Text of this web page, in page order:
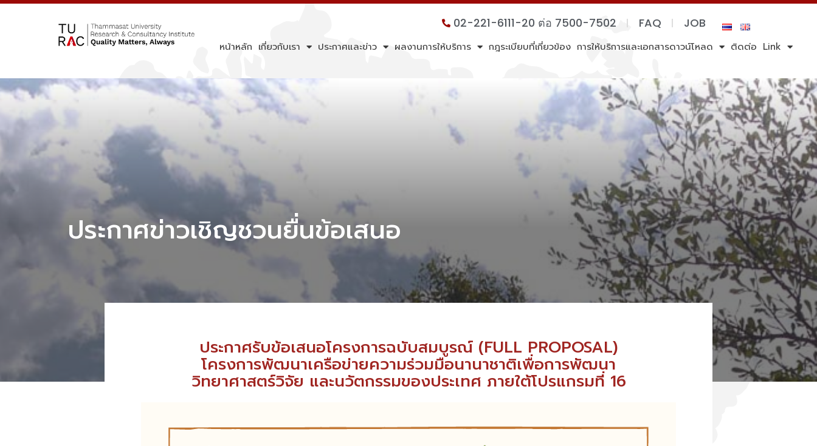
Skip
02-221-6111-20 ต่อ 7500-7502 FAQ JOB
หน้าหลัก เกี่ยวกับเรา ประกาศและข่าว ผลงานการให้บริการ กฎระเบียบที่เกี่ยวข้อง การให้บริการและเอกสารดาวน์โหลด ติดต่อ Link
ประกาศข่าวเชิญชวนยื่นข้อเสนอ
ประกาศรับข้อเสนอโครงการฉบับสมบูรณ์ (FULL PROPOSAL)
โครงการพัฒนาเครือข่ายความร่วมมือนานาชาติเพื่อการพัฒนา
วิทยาศาสตร์วิจัย และนวัตกรรมของประเทศ ภายใต้โปรแกรมที่ 16